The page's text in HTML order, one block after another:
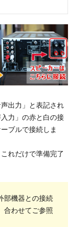
出力」と表記され
力」の赤と白の接
ブルで接続しま
れだけで準備完了
部機器との接続
合わせてご参照